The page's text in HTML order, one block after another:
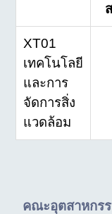
XT01
เทคโนโลยี
และการ
จัดการสิ่ง
แวดล้อม
คณะอุตสาหกร